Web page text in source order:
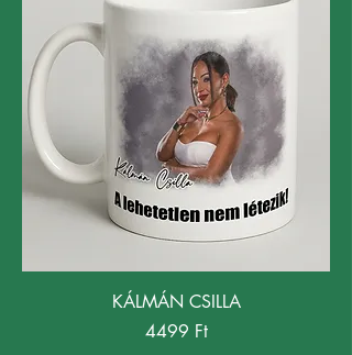
KÁLMÁN CSILLA
Ár
4499 Ft